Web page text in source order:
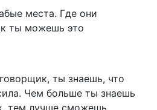
места. Где они
ты можешь это
ты знаешь, что
Чем больше ты знаешь
тем лучше сможешь